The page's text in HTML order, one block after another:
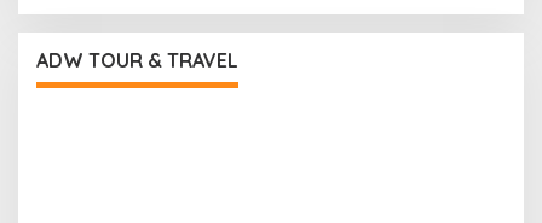
ADW TOUR & TRAVEL